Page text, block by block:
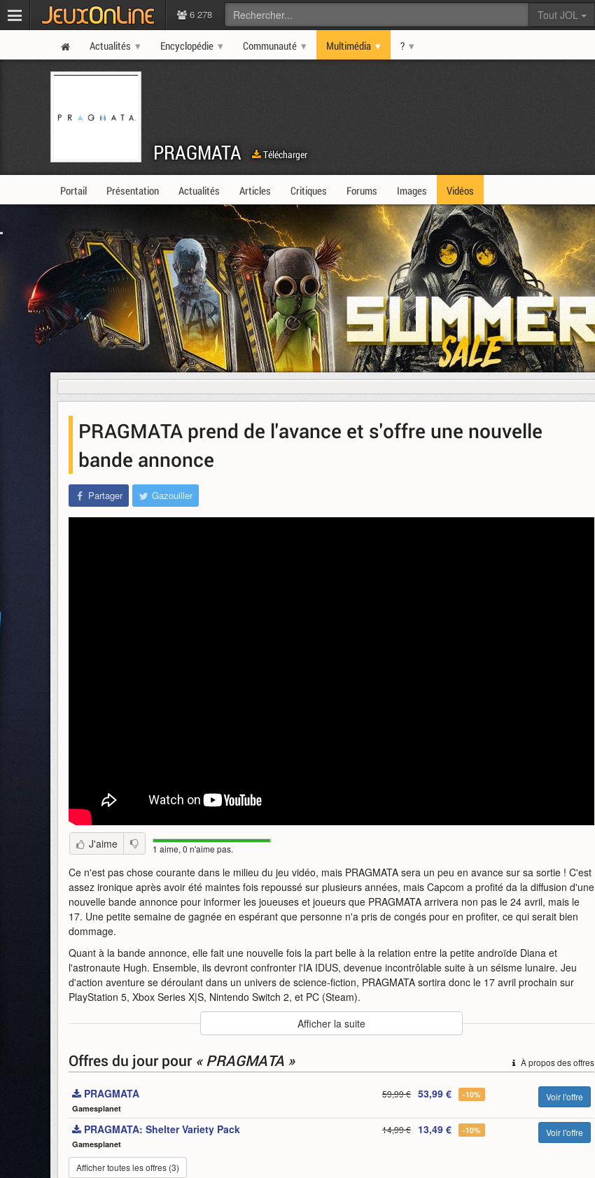
6 278 Tout JOL
Actualités Encyclopédie Communauté Multimédia ?
PRAGMATA Télécharger
Portail Présentation Actualités Articles Critiques Forums Images Vidéos
PRAGMATA prend de l'avance et s'offre une nouvelle
bande annonce
Partager Gazouiller
J'aime 1 aime, 0 n'aime pas.
Ce n'est pas chose courante dans le milieu du jeu vidéo, mais PRAGMATA sera un peu en avance sur sa sortie ! C'est
assez ironique après avoir été maintes fois repoussé sur plusieurs années, mais Capcom a profité da la diffusion d'une
nouvelle bande annonce pour informer les joueuses et joueurs que PRAGMATA arrivera non pas le 24 avril, mais le
17. Une petite semaine de gagnée en espérant que personne n'a pris de congés pour en profiter, ce qui serait bien
dommage.
Quant à la bande annonce, elle fait une nouvelle fois la part belle à la relation entre la petite androïde Diana et
l'astronaute Hugh. Ensemble, ils devront confronter l'IA IDUS, devenue incontrôlable suite à un séisme lunaire. Jeu
d'action aventure se déroulant dans un univers de science-fiction, PRAGMATA sortira donc le 17 avril prochain sur
PlayStation 5, Xbox Series X|S, Nintendo Switch 2, et PC (Steam).
Mots-clefs
annonce avance bande bande-annonce
Afficher la suite
À propos des offres
Offres du jour pour « PRAGMATA »
PRAGMATA
Gamesplanet
59,99 € 53,99 € -10% Voir l'offre
PRAGMATA: Shelter Variety Pack
Gamesplanet
14,99 € 13,49 € -10% Voir l'offre
Afficher toutes les offres (3)